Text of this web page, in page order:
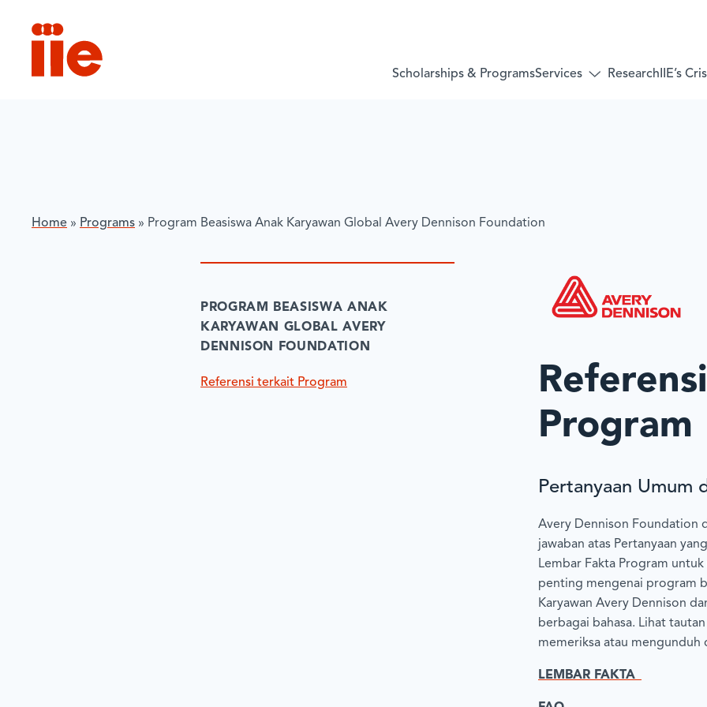
IIE Scholarships & ProgramsServices
Research IIE’s
Home » Programs » Program Beasiswa Anak Karyawan Global Avery Dennison Foundation
PROGRAM BEASISWA ANAK
KARYAWAN GLOBAL AVERY
DENNISON FOUNDATION
Referensi terkait Program
Program
Pertanyaan Umum
Avery Dennison Foundation
jawaban atas Pertanyaan
Lembar Fakta Program
penting mengenai program
Karyawan Avery Dennison
berbagai bahasa. Lihat
memeriksa atau mengunduh
LEMBAR FAKTA